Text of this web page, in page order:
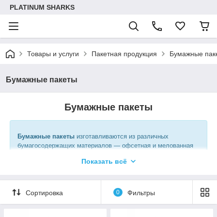
PLATINUM SHARKS
Товары и услуги Пакетная продукция Бумажные
Бумажные пакеты
Бумажные пакеты
Бумажные пакеты изготавливаются из различных
бумагосодержащих материалов — офсетная и мелованная
бумаги или дизайнерских картонов, как правило —
Показать всё
Сортировка 0 Фильтры